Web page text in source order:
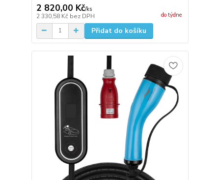
2 820,00 Kč/ks
2 330,58 Kč bez DPH do týdne
Přidat do košíku